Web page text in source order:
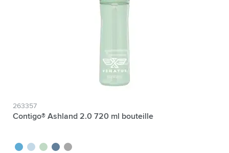
263357
Contigo® Ashland 2.0 720 ml bouteille
bleu bleu glacier
vert/grisbleu myrtille
gris foncé